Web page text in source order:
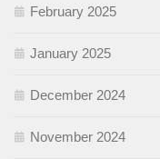
February 2025
January 2025
December 2024
November 2024